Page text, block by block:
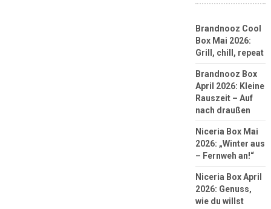
Brandnooz Cool
Box Mai 2026:
Grill, chill, repeat
Brandnooz Box
April 2026: Kleine
Rauszeit – Auf
nach draußen
Niceria Box Mai
2026: „Winter aus
– Fernweh an!“
Niceria Box April
2026: Genuss,
wie du willst